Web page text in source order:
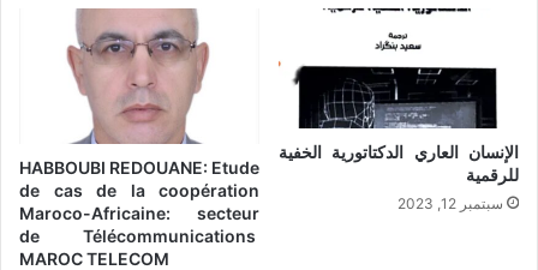
الإنسان العاري الدكتاتورية الخفية
للرقمية
سبتمبر 12, 2023
HABBOUBI REDOUANE: Etude
de cas de la coopération
Maroco-Africaine: secteur
de Télécommunications